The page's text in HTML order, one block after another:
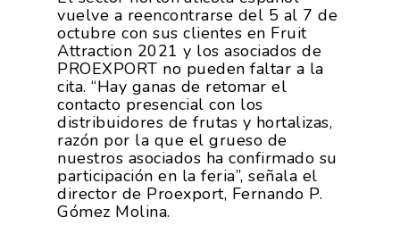
vuelve a reencontrarse del 5 al 7 de
octubre con sus clientes en Fruit
Attraction 2021 y los asociados de
PROEXPORT no pueden faltar a la
cita. “Hay ganas de retomar el
contacto presencial con los
distribuidores de frutas y hortalizas,
razón por la que el grueso de
nuestros asociados ha confirmado su
participación en la feria”, señala el
director de Proexport, Fernando P.
Gómez Molina.